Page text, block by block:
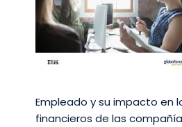
Empleado y su impacto en
financieros de las